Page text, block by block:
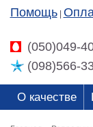
Помощь
(050)049-
(098)566-
О качестве